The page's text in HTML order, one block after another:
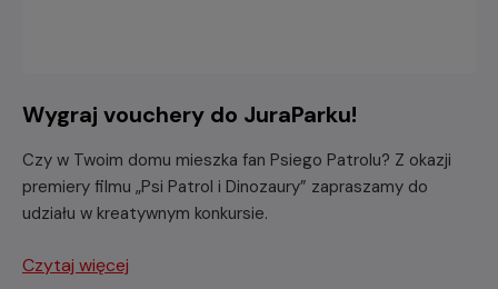
Wygraj vouchery do JuraParku!
Czy w Twoim domu mieszka fan Psiego Patrolu? Z okazji
premiery filmu „Psi Patrol i Dinozaury” zapraszamy do
udziału w kreatywnym konkursie.
Czytaj więcej